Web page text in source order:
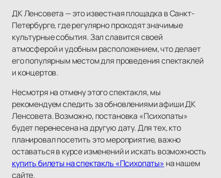
ДК Ленсовета — это известная площадка в Санкт-
Петербурге, где регулярно проходят значимые
культурные события. Зал славится своей
атмосферой и удобным расположением, что делает
его популярным местом для проведения спектаклей
и концертов.
Несмотря на отмену этого спектакля, мы
рекомендуем следить за обновлениями афиши ДК
Ленсовета. Возможно, постановка «Психопаты»
будет перенесена на другую дату. Для тех, кто
планировал посетить это мероприятие, важно
оставаться в курсе изменений и искать возможность
купить билеты на спектакль «Психопаты» на нашем
сайте.